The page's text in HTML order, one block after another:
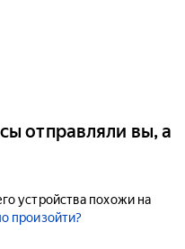
отправляли вы, а
устройства похожи на
произойти?